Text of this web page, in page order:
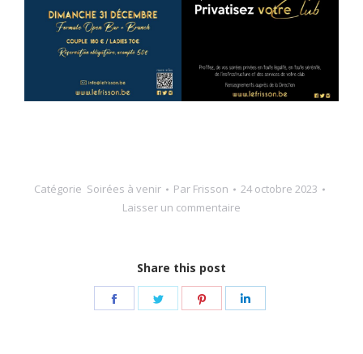
Catégorie Soirées à venir Par Frisson
24 octobre 2023
Laisser un commentaire
Share this post
Share
Share
Share